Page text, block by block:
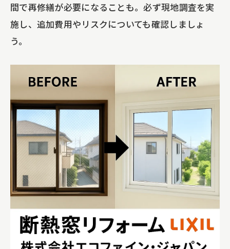
間で再修繕が必要になることも。必ず現地調査を実
施し、追加費用やリスクについても確認しましょ
う。